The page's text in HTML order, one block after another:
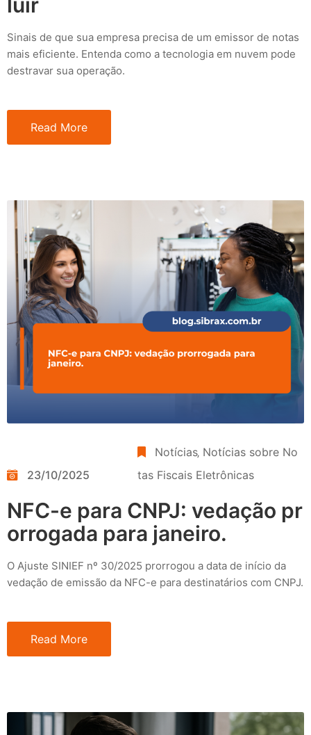
Sinais de que sua empresa precisa de um emissor de notas
mais eficiente. Entenda como a tecnologia em nuvem pode
destravar sua operação.
Read More
23/10/2025
Notícias‚ Notícias sobre No
tas Fiscais Eletrônicas
NFC-e para CNPJ: vedação pr
orrogada para janeiro.
O Ajuste SINIEF nº 30/2025 prorrogou a data de início da
vedação de emissão da NFC-e para destinatários com CNPJ.
Read More